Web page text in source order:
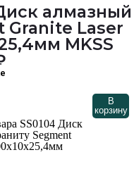
Granite Laser
MKSS
SS0104 Диск
Segment
В
корзину